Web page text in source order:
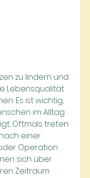
Lebensqualität
Es ist wichtig,
im Alltag
Oftmals treten
einer
Operation
sich über
Zeitraum